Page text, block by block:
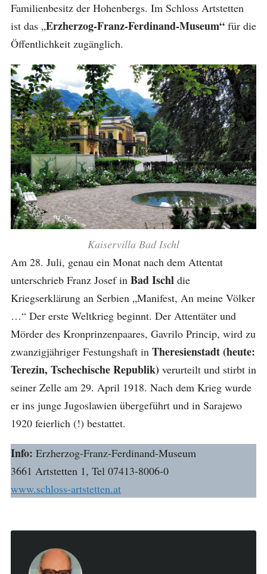
Familienbesitz der Hohenbergs. Im Schloss Artstetten
ist das „Erzherzog-Franz-Ferdinand-Museum“für die
Öffentlichkeit zugänglich.
Kaiservilla Bad Ischl
Am 28. Juli, genau ein Monat nach dem Attentat
unterschrieb Franz Josef in Bad Ischl die
Kriegserklärung an Serbien „Manifest, An meine Völker
…“ Der erste Weltkrieg beginnt. Der Attentäter und
Mörder des Kronprinzenpaares, Gavrilo Princip, wird zu
zwanzigjähriger Festungshaft in Theresienstadt (heute:
Terezin, Tschechische Republik) verurteilt und stirbt in
seiner Zelle am 29. April 1918. Nach dem Krieg wurde
er ins junge Jugoslawien übergeführt und in Sarajewo
1920 feierlich (!) bestattet.
Info: Erzherzog-Franz-Ferdinand-Museum
3661 Artstetten 1, Tel 07413-8006-0
www.schloss-artstetten.at